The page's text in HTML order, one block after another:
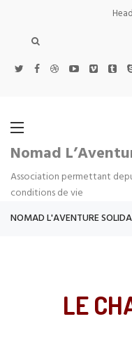
Nomad
Association permettant
conditions de vie
NOMAD L'AVENTURE
LE